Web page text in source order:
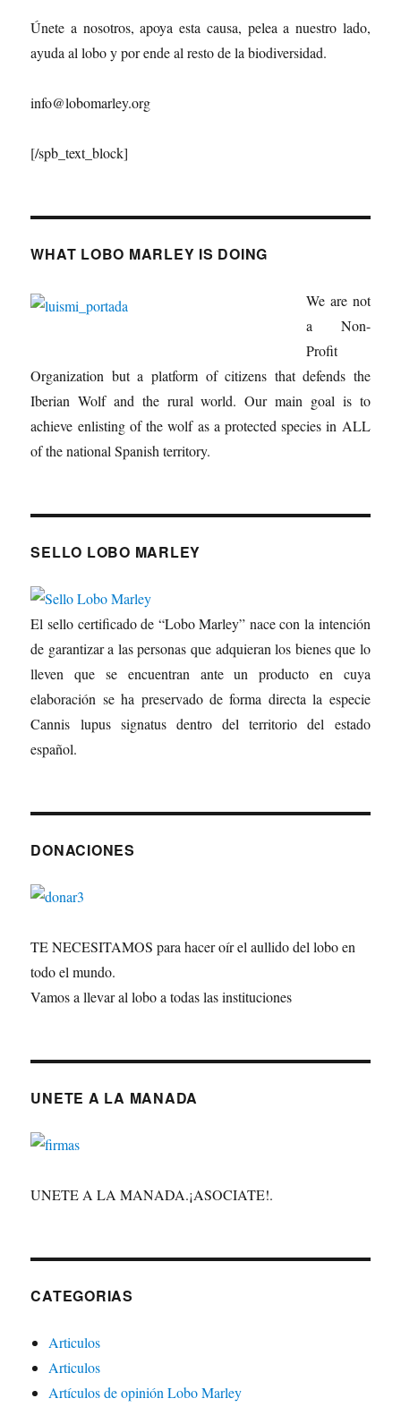
Únete a nosotros, apoya esta causa, pelea a nuestro lado,
ayuda al lobo y por ende al resto de la biodiversidad.
info@lobomarley.org
[/spb_text_block]
WHAT LOBO MARLEY IS DOING
We are not
a Non-
Profit
Organization but a platform of citizens that defends the
Iberian Wolf and the rural world. Our main goal is to
achieve enlisting of the wolf as a protected species in ALL
of the national Spanish territory.
SELLO LOBO MARLEY
El sello certificado de “Lobo Marley” nace con la intención
de garantizar a las personas que adquieran los bienes que lo
lleven que se encuentran ante un producto en cuya
elaboración se ha preservado de forma directa la especie
Cannis lupus signatus dentro del territorio del estado
español.
DONACIONES
TE NECESITAMOS para hacer oír el aullido del lobo en
todo el mundo.
Vamos a llevar al lobo a todas las instituciones
UNETE A LA MANADA
UNETE A LA MANADA.¡ASOCIATE!.
CATEGORIAS
Articulos
Articulos
Artículos de opinión Lobo Marley